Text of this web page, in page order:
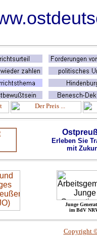
Erleben Sie
mit
Junge
im BdV
Copyright